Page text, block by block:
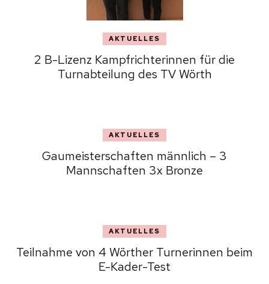
AKTUELLES
2 B-Lizenz Kampfrichterinnen für die
Turnabteilung des TV Wörth
AKTUELLES
Gaumeisterschaften männlich – 3
Mannschaften 3x Bronze
AKTUELLES
Teilnahme von 4 Wörther Turnerinnen beim
E-Kader-Test